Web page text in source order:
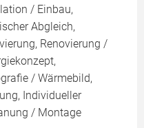
/ Einbau,
Abgleich,
Renovierung /
/ Wärmebild,
Individueller
/ Montage